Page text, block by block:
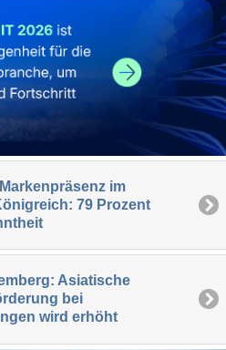
im
79 Prozent
Asiatische
bei
wird erhöht